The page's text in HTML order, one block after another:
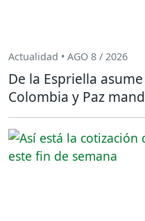
Actualidad • AGO 8 / 2026
De la Espriella
Colombia y Paz